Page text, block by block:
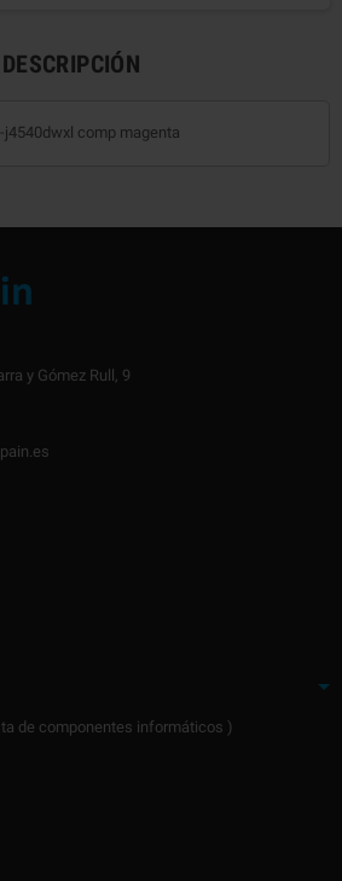
DESCRIPCIÓN
comp magenta
y Gómez Rull, 9
de componentes informáticos )